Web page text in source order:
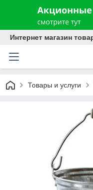
Интернет магазин
Товары и услуги